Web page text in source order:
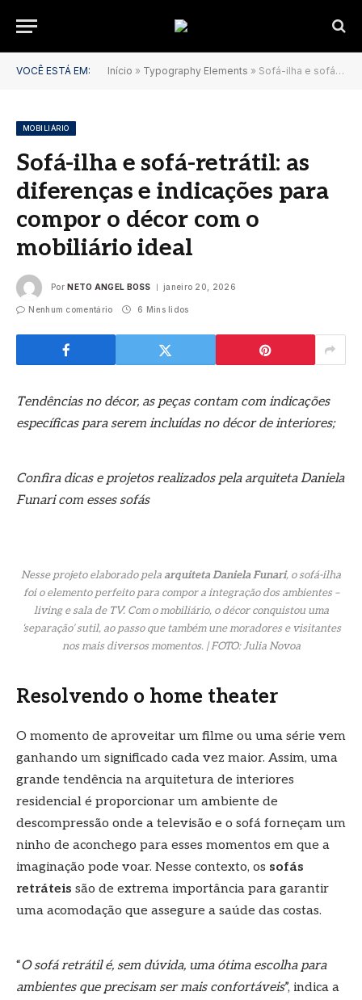
VOCÊ ESTÁ EM: Início » Typography Elements » Sofá-ilha e sofá-retrátil: as diferenças e indicações para compor o décor com o mobiliário ideal
MOBILIÁRIO
Sofá-ilha e sofá-retrátil: as
diferenças e indicações para
compor o décor com o
mobiliário ideal
Por NETO ANGEL BOSS janeiro 20, 2026
Nenhum comentário 6 Mins lidos
Tendências no décor, as peças contam com indicações
específicas para serem incluídas no décor de interiores;
Confira dicas e projetos realizados pela arquiteta Daniela
Funari com esses sofás
Nesse projeto elaborado pelaarquiteta Daniela Funari, o sofá-ilha
foi o elemento perfeito para compor a integração dos ambientes –
living e sala de TV. Com o mobiliário, o décor conquistou uma
‘separação’ sutil, ao passo que também une moradores e visitantes
nos mais diversos momentos. | FOTO: Julia Novoa
Resolvendo o home theater
O momento de aproveitar um filme ou uma série vem
ganhando um significado cada vez maior. Assim, uma
grande tendência na arquitetura de interiores
residencial é proporcionar um ambiente de
descompressão onde a televisão e o sofá forneçam um
ninho de aconchego para esses momentos em que a
imaginação pode voar. Nesse contexto, os sofás
retráteis são de extrema importância para garantir
uma acomodação que assegure a saúde das costas.
“O sofá retrátil é, sem dúvida, uma ótima escolha para
ambientes que precisam ser mais confortáveis”, indica a